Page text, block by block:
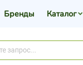
Бренды Каталог